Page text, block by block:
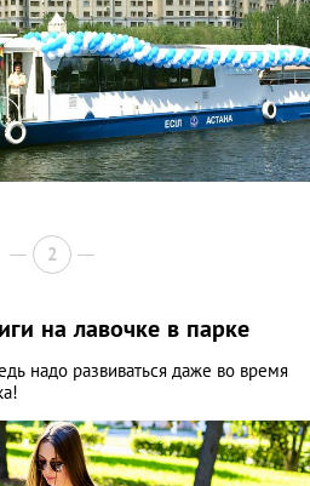
2
на лавочке в парке
надо развиваться даже во время